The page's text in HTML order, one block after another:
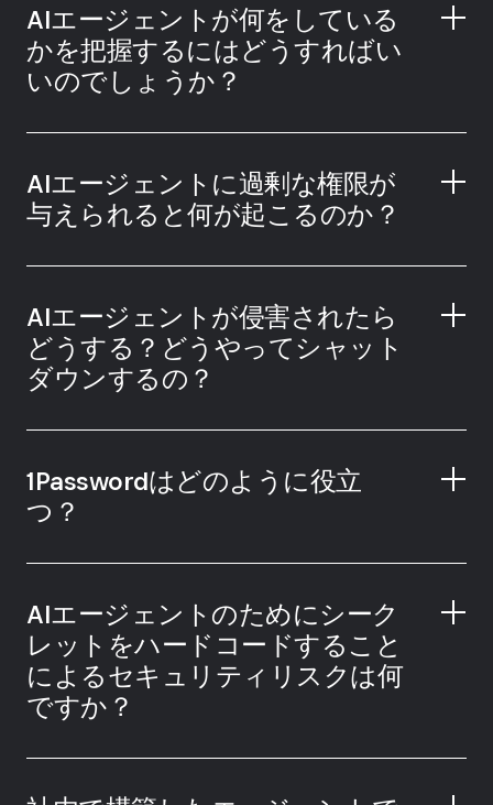
AIエージェントが何をしている
かを把握するにはどうすればい
いのでしょうか？
AIエージェントに過剰な権限が
与えられると何が起こるのか？
AIエージェントが修正すべきでない記録を修正
システム間を横断移動する。
AIエージェントが侵害されたら
どうする？どうやってシャット
ダウンするの？
1Passwordはどのように役立
つ？
AIエージェントのためにシーク
レットをハードコードすること
によるセキュリティリスクは何
ですか？